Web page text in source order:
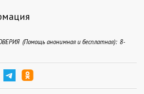
(Помощь анонимная и бесплатная): 8-